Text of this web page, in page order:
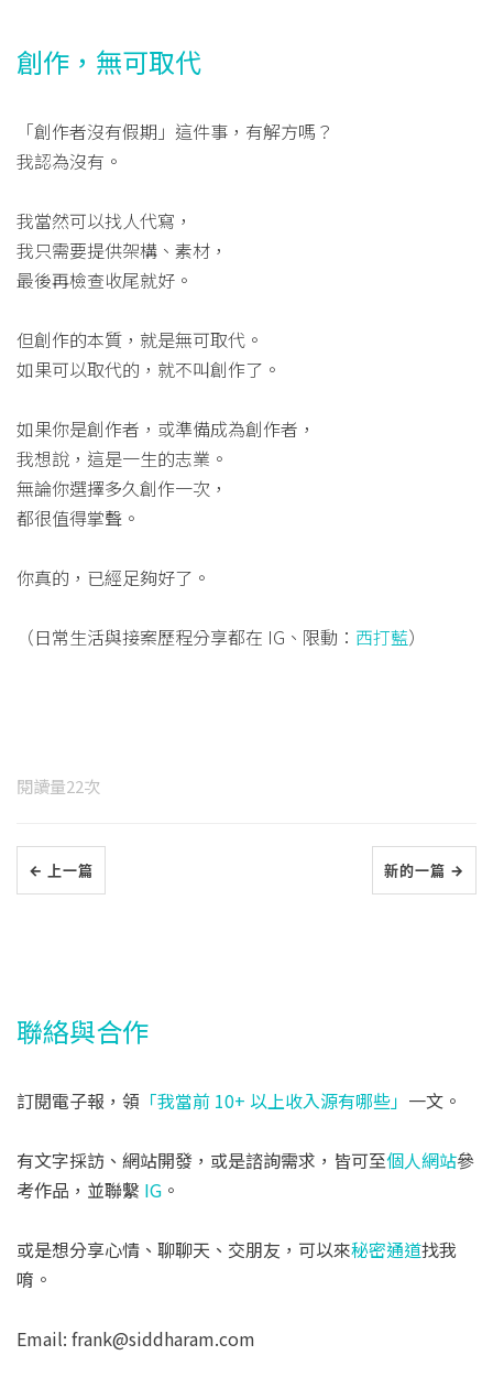
創作，無可取代
「創作者沒有假期」這件事，有解方嗎？
我認為沒有。
我當然可以找人代寫，
我只需要提供架構、素材，
最後再檢查收尾就好。
但創作的本質，就是無可取代。
如果可以取代的，就不叫創作了。
如果你是創作者，或準備成為創作者，
我想說，這是一生的志業。
無論你選擇多久創作一次，
都很值得掌聲。
你真的，已經足夠好了。
（日常生活與接案歷程分享都在 IG、限動： 西打藍）
閱讀量22次
← 上一篇 新的一篇 →
聯絡與合作
訂閱電子報，領 「我當前 10+ 以上收入源有哪些」 一文。
有文字採訪、網站開發，或是諮詢需求，皆可至個人網站參
考作品，並聯繫 IG 。
或是想分享心情、聊聊天、交朋友，可以來秘密通道找我
唷。
Email: frank@siddharam.com